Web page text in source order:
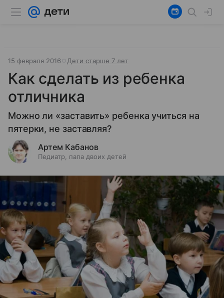
15 февраля 2016 Дети старше 7 лет
Как сделать из ребенка
отличника
Можно ли «заставить» ребенка учиться на
пятерки, не заставляя?
Артем Кабанов
Педиатр, папа двоих детей